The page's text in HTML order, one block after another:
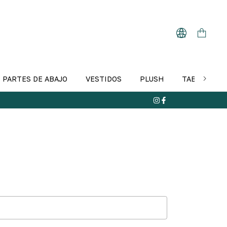
PARTES DE ABAJO VESTIDOS PLUSH TABLA DE